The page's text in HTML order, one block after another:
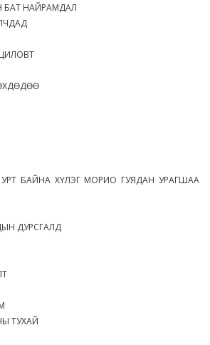
НАЙРАМДАЛ
БАЙНА ХҮЛЭГ МОРИО ГУЯДАН УРАГШАА
ДУРСГАЛД
ТУХАЙ